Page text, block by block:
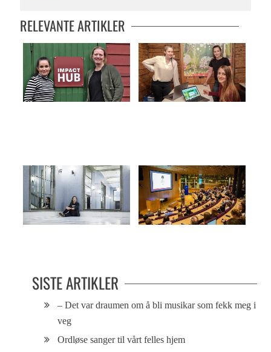
RELEVANTE ARTIKLER
SISTE ARTIKLER
– Det var draumen om å bli musikar som fekk meg i
veg
Ordløse sanger til vårt felles hjem